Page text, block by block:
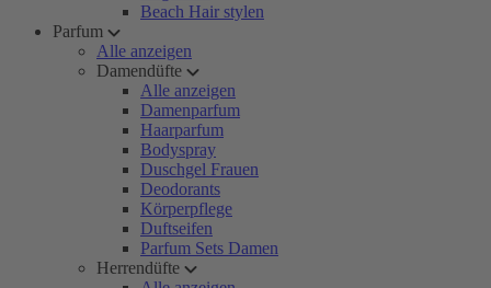
Beach Hair stylen
Parfum
Alle anzeigen
Damendüfte
Alle anzeigen
Damenparfum
Haarparfum
Bodyspray
Duschgel Frauen
Deodorants
Körperpflege
Duftseifen
Parfum Sets Damen
Herrendüfte